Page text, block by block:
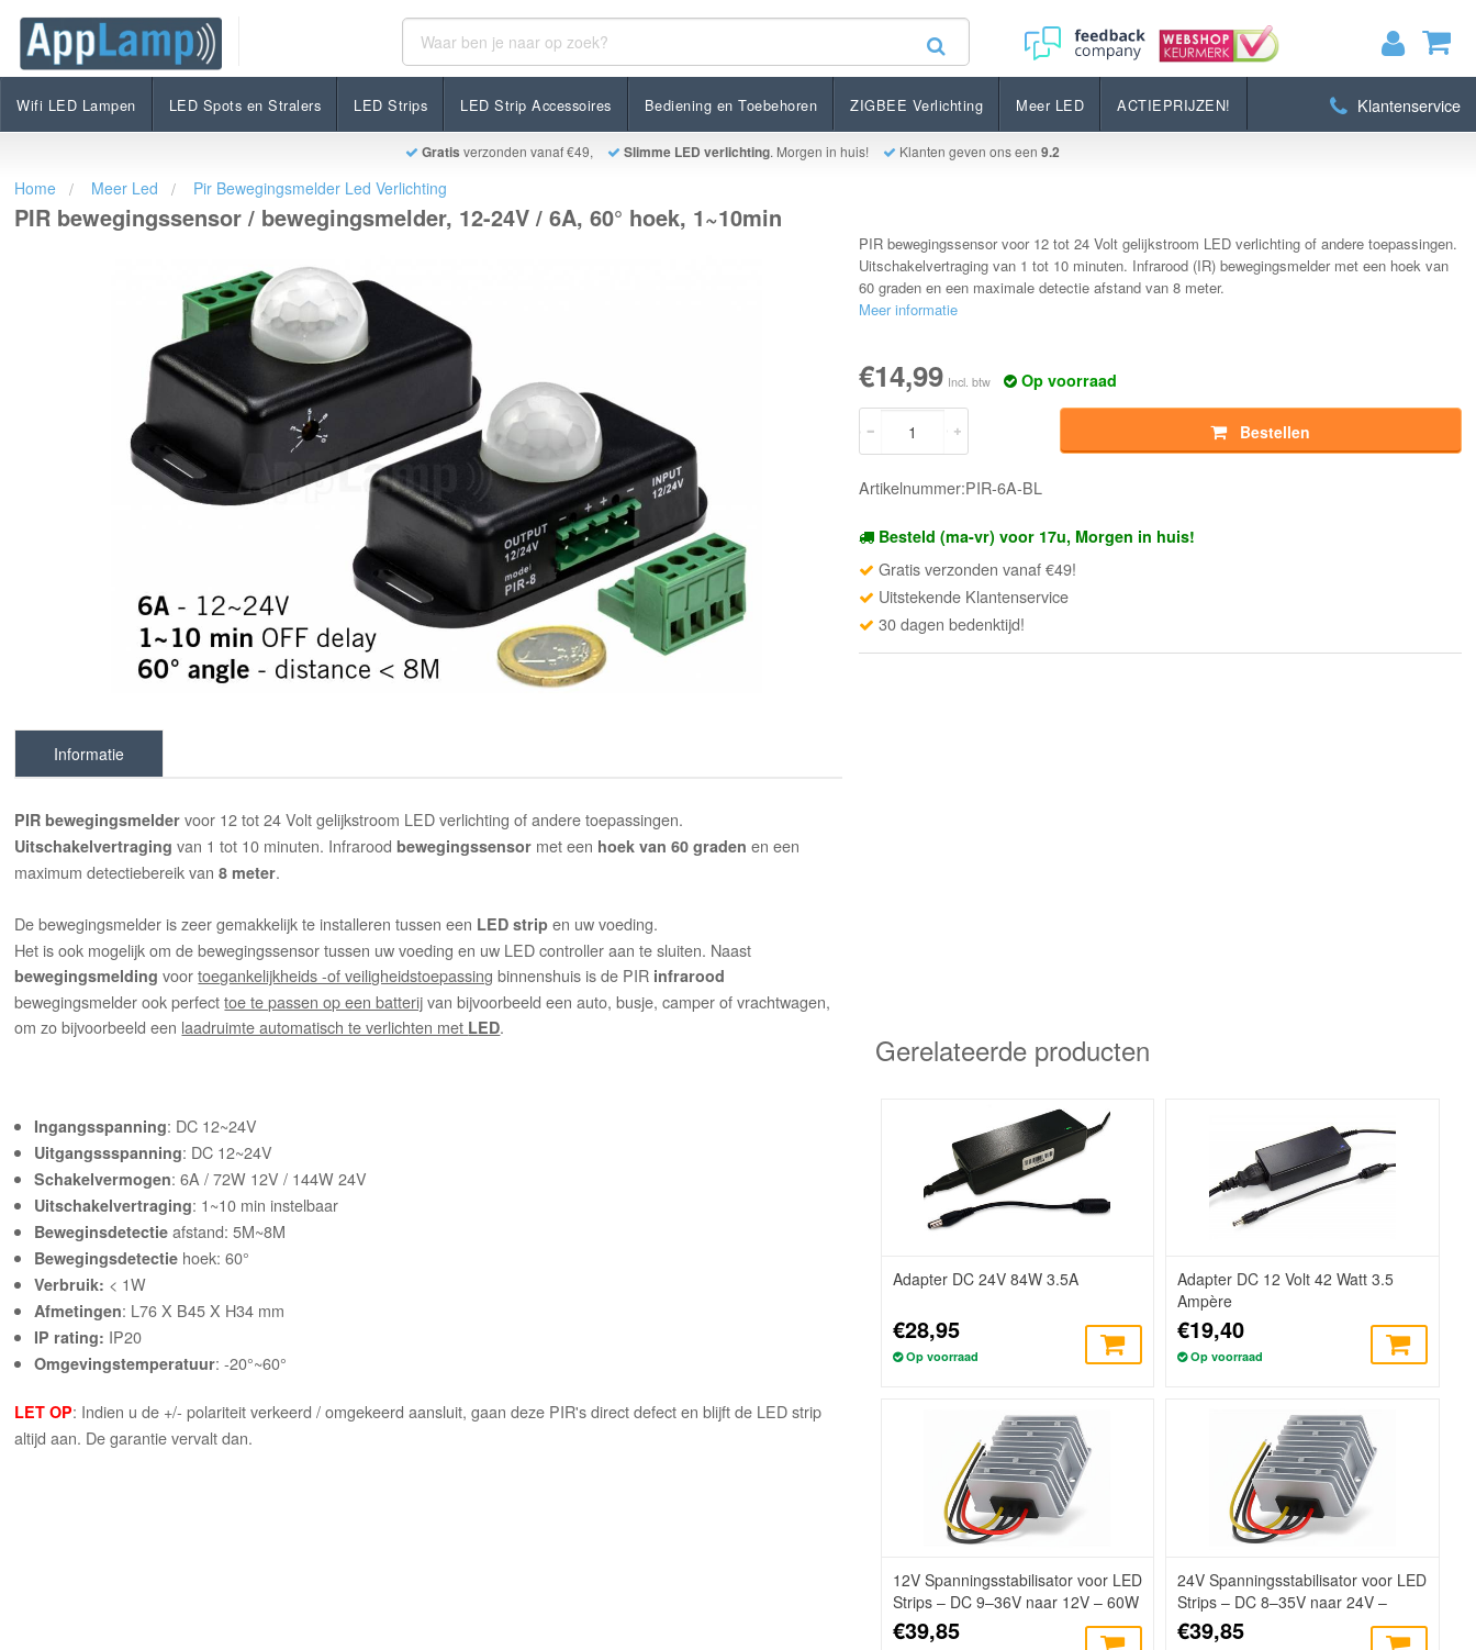
MIJN WINKELWAGEN
Wifi LED Lampen LED Spots en Stralers LED Strips LED Strip Accessoires Bediening en Toebehoren ZIGBEE Verlichting Meer LED ACTIEPRIJZEN! Klantenservice
Gratis verzonden vanaf €49, Slimme LED verlichting. Morgen in huis! Klanten geven ons een 9.2
PIR bewegingssensor / bewegingsmelder, 12-24V / 6A, 60° hoek, 1~10min
€14,99 Op voorraad
Bestellen
Home Meer Led Pir Bewegingsmelder Led Verlichting
PIR bewegingssensor / bewegingsmelder, 12-24V / 6A, 60° hoek, 1~10min
PIR bewegingssensor voor 12 tot 24 Volt gelijkstroom LED verlichting of andere toepassingen.
Uitschakelvertraging van 1 tot 10 minuten. Infrarood (IR) bewegingsmelder met een hoek van
60 graden en een maximale detectie afstand van 8 meter.
Meer informatie
€14,99 Incl. btw Op voorraad
Bestellen
Artikelnummer:PIR-6A-BL
Besteld (ma-vr) voor 17u, Morgen in huis!
Gratis verzonden vanaf €49!
Uitstekende Klantenservice
30 dagen bedenktijd!
Informatie
PIR bewegingsmelder voor 12 tot 24 Volt gelijkstroom LED verlichting of andere toepassingen.
Uitschakelvertraging van 1 tot 10 minuten. Infraroodbewegingssensor met een hoek van 60 graden en een
maximum detectiebereik van8 meter.
De bewegingsmelder is zeer gemakkelijk te installeren tussen een LED strip en uw voeding.
Het is ook mogelijk om de bewegingssensor tussen uw voeding en uw LED controller aan te sluiten. Naast
bewegingsmelding voortoegankelijkheids -of veiligheidstoepassing binnenshuis is de PIR infrarood
bewegingsmelder ook perfecttoe te passen op een batterijvan bijvoorbeeld een auto, busje, camper of vrachtwagen,
om zo bijvoorbeeld een laadruimte automatisch te verlichten met LED.
Ingangsspanning: DC 12~24V
Uitgangssspanning: DC 12~24V
Schakelvermogen: 6A / 72W 12V / 144W 24V
Uitschakelvertraging: 1~10 min instelbaar
Beweginsdetectie afstand: 5M~8M
Bewegingsdetectie hoek: 60°
Verbruik: < 1W
Afmetingen: L76 X B45 X H34 mm
IP rating: IP20
Omgevingstemperatuur: -20°~60°
LET OP: Indien u de +/- polariteit verkeerd / omgekeerd aansluit, gaan deze PIR's direct defect en blijft de LED strip
altijd aan. De garantie vervalt dan.
Gerelateerde producten
Adapter DC 24V 84W 3.5A
€28,95
Op voorraad
Adapter DC 12 Volt 42 Watt 3.5
Ampère
€19,40
Op voorraad
12V Spanningsstabilisator voor LED
Strips – DC 9–36V naar 12V – 60W
€39,85
24V Spanningsstabilisator voor LED
Strips – DC 8–35V naar 24V –
120W
€39,85